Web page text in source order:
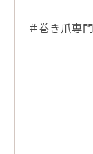
＃巻き爪専